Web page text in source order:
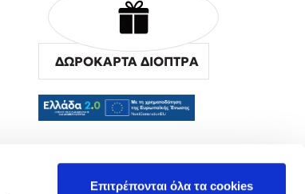
Επιτρέπονται όλα τα cookies
ΔΩΡΟΚΑΡΤΑ ΔΙΟΠΤΡΑ